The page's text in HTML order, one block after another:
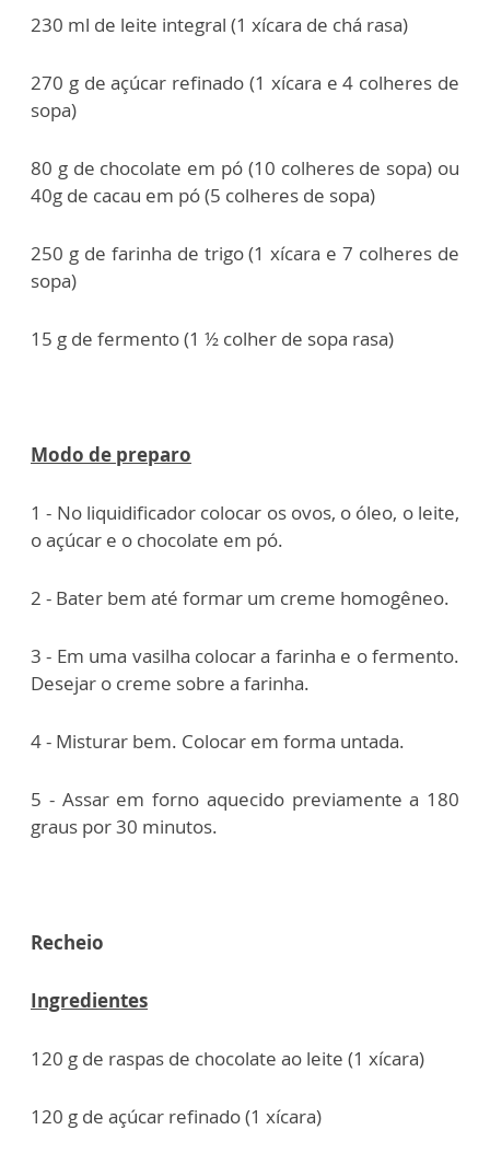
230 ml de leite integral (1 xícara de chá rasa)
270 g de açúcar refinado (1 xícara e 4 colheres de
sopa)
80 g de chocolate em pó (10 colheres de sopa) ou
40g de cacau em pó (5 colheres de sopa)
250 g de farinha de trigo (1 xícara e 7 colheres de
sopa)
15 g de fermento (1 ½ colher de sopa rasa)
Modo de preparo
1 - No liquidificador colocar os ovos, o óleo, o leite,
o açúcar e o chocolate em pó.
2 - Bater bem até formar um creme homogêneo.
3 - Em uma vasilha colocar a farinha e o fermento.
Desejar o creme sobre a farinha.
4 - Misturar bem. Colocar em forma untada.
5 - Assar em forno aquecido previamente a 180
graus por 30 minutos.
Recheio
Ingredientes
120 g de raspas de chocolate ao leite (1 xícara)
120 g de açúcar refinado (1 xícara)